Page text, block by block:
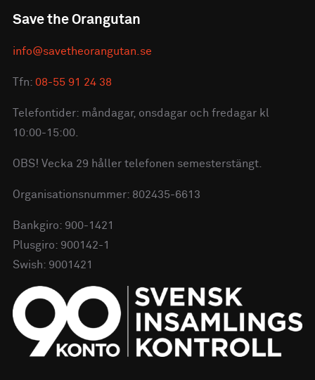
Save the Orangutan
info@savetheorangutan.se
Tfn: 08-55 91 24 38
Telefontider: måndagar, onsdagar och fredagar kl
10:00-15:00.
OBS! Vecka 29 håller telefonen semesterstängt.
Organisationsnummer: 802435-6613
Bankgiro: 900-1421
Plusgiro: 900142-1
Swish: 9001421